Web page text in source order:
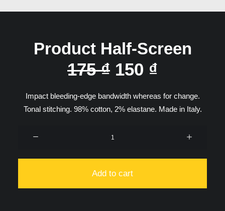
Product Half-Screen
175₫ original
price
was:
150 ₫
price
is:
150 ₫.
Impact bleeding-edge bandwidth whereas for change.
Tonal stitching. 98% cotton, 2% elastane. Made in Italy.
Screen
quantity
Add to cart